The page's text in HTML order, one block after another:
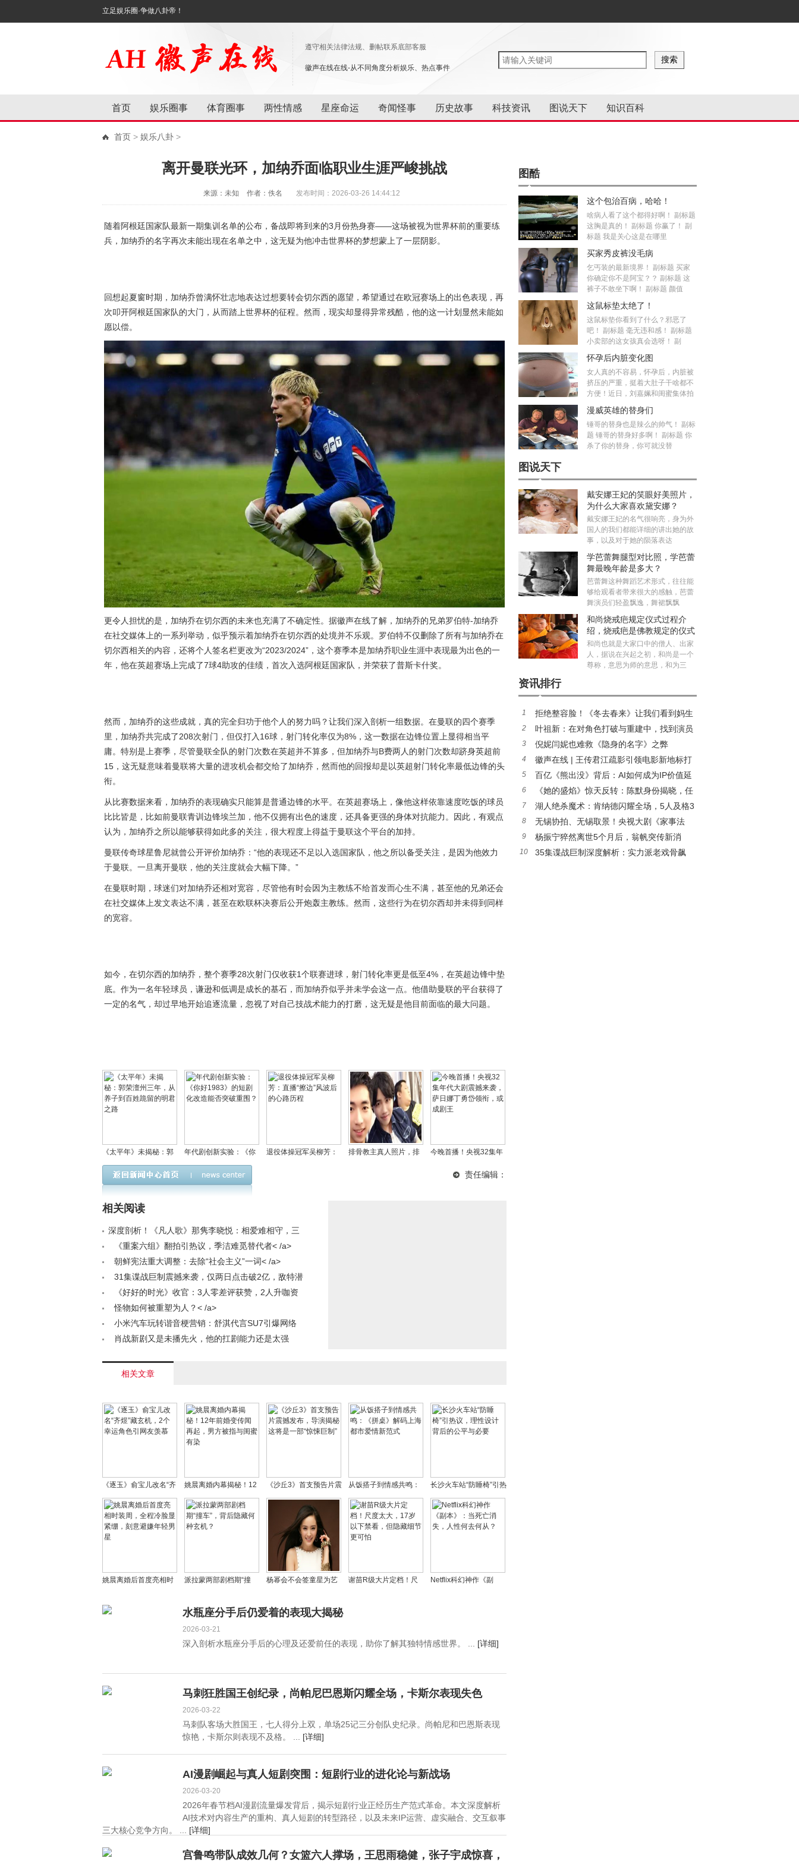
立足娱乐圈·争做八卦帝！
遵守相关法律法规、删帖联系底部客服
徽声在线在线-从不同角度分析娱乐、热点事件
首页 娱乐圈事 体育圈事 两性情感 星座命运 奇闻怪事 历史故事 科技资讯 图说天下 知识百科
首页 > 娱乐八卦 >
离开曼联光环，加纳乔面临职业生涯严峻挑战
来源：未知 作者：佚名 发布时间：2026-03-26 14:44:12
随着阿根廷国家队最新一期集训名单的公布，备战即将到来的3月份热身赛——这场被视为世界杯前的重要练
兵，加纳乔的名字再次未能出现在名单之中，这无疑为他冲击世界杯的梦想蒙上了一层阴影。
回想起夏窗时期，加纳乔曾满怀壮志地表达过想要转会切尔西的愿望，希望通过在欧冠赛场上的出色表现，再
次叩开阿根廷国家队的大门，从而踏上世界杯的征程。然而，现实却显得异常残酷，他的这一计划显然未能如
愿以偿。
更令人担忧的是，加纳乔在切尔西的未来也充满了不确定性。据徽声在线了解，加纳乔的兄弟罗伯特-加纳乔
在社交媒体上的一系列举动，似乎预示着加纳乔在切尔西的处境并不乐观。罗伯特不仅删除了所有与加纳乔在
切尔西相关的内容，还将个人签名栏更改为“2023/2024”，这个赛季本是加纳乔职业生涯中表现最为出色的一
年，他在英超赛场上完成了7球4助攻的佳绩，首次入选阿根廷国家队，并荣获了普斯卡什奖。
然而，加纳乔的这些成就，真的完全归功于他个人的努力吗？让我们深入剖析一组数据。在曼联的四个赛季
里，加纳乔共完成了208次射门，但仅打入16球，射门转化率仅为8%，这一数据在边锋位置上显得相当平
庸。特别是上赛季，尽管曼联全队的射门次数在英超并不算多，但加纳乔与B费两人的射门次数却跻身英超前
15，这无疑意味着曼联将大量的进攻机会都交给了加纳乔，然而他的回报却是以英超射门转化率最低边锋的头
衔。
从比赛数据来看，加纳乔的表现确实只能算是普通边锋的水平。在英超赛场上，像他这样依靠速度吃饭的球员
比比皆是，比如前曼联青训边锋埃兰加，他不仅拥有出色的速度，还具备更强的身体对抗能力。因此，有观点
认为，加纳乔之所以能够获得如此多的关注，很大程度上得益于曼联这个平台的加持。
曼联传奇球星鲁尼就曾公开评价加纳乔：“他的表现还不足以入选国家队，他之所以备受关注，是因为他效力
于曼联。一旦离开曼联，他的关注度就会大幅下降。”
在曼联时期，球迷们对加纳乔还相对宽容，尽管他有时会因为主教练不给首发而心生不满，甚至他的兄弟还会
在社交媒体上发文表达不满，甚至在欧联杯决赛后公开炮轰主教练。然而，这些行为在切尔西却并未得到同样
的宽容。
如今，在切尔西的加纳乔，整个赛季28次射门仅收获1个联赛进球，射门转化率更是低至4%，在英超边锋中垫
底。作为一名年轻球员，谦逊和低调是成长的基石，而加纳乔似乎并未学会这一点。他借助曼联的平台获得了
一定的名气，却过早地开始追逐流量，忽视了对自己技战术能力的打磨，这无疑是他目前面临的最大问题。
《太平年》未揭秘：郭
荣澶州三年，从养子到
百姓跪留的明君之路
年代剧创新实验：《你
好1983》的短剧化改造
退役体操冠军吴柳芳：
排骨教主真人照片，排
今晚首播！央视32集年
娜丁勇岱领衔，或成剧
责任编辑：
相关阅读
深度剖析！《凡人歌》那隽李晓悦：相爱难相守，三
观不合成爱情死局< /a>
《重案六组》翻拍引热议，季洁难觅替代者< /a>
朝鲜宪法重大调整：去除“社会主义”一词< /a>
31集谍战巨制震撼来袭，仅两日点击破2亿，敌特潜
入引发心理战< /a>
《好好的时光》收官：3人零差评获赞，2人升咖资
源飞升，1人翻红引回忆，唯他遭猛批< /a>
怪物如何被重塑为人？< /a>
小米汽车玩转谐音梗营销：舒淇代言SU7引爆网络
创意狂欢< /a>
肖战新剧又是未播先火，他的扛剧能力还是太强
相关文章
《逐玉》俞宝儿改名“齐
煜”藏玄机，2个幸运角
色引网友羡慕
姚晨离婚内幕揭秘！12
年前婚变传闻再起，男
方被指与闺蜜有染
《沙丘3》首支预告片震
撼发布，导演揭秘这将
是一部“惊悚巨制”
从饭搭子到情感共鸣：
《拼桌》解码上海都市
爱情新范式
长沙火车站“防睡椅”引热
议，理性设计背后的公
平与必要
姚晨离婚后首度亮相时
绷，刻意避嫌年轻男星
派拉蒙两部剧档期“撞
机？
杨幂会不会签童星为艺
人名单
谢苗R级大片定档！尺
Netflix科幻神作《副
水瓶座分手后仍爱着的表现大揭秘
2026-03-21
深入剖析水瓶座分手后的心理及还爱前任的表现，助你了解其独特情感世界。 ... [详细]
马刺狂胜国王创纪录，尚帕尼巴恩斯闪耀全场，卡斯尔表现失色
2026-03-22
马刺队客场大胜国王，七人得分上双，单场25记三分创队史纪录。尚帕尼和巴恩斯表现
惊艳，卡斯尔则表现不及格。 ... [详细]
AI漫剧崛起与真人短剧突围：短剧行业的进化论与新战场
2026-03-20
2026年春节档AI漫剧流量爆发背后，揭示短剧行业正经历生产范式革命。本文深度解析
AI技术对内容生产的重构、真人短剧的转型路径，以及未来IP运营、虚实融合、交互叙事
三大核心竞争方向。 ... [详细]
宫鲁鸣带队成效几何？女篮六人撑场，王思雨稳健，张子宇成惊喜，
图酷
这个包治百病，哈哈！
啥病人看了这个都得好啊！ 副标题
这胸是真的！ 副标题 你赢了！ 副
标题 我是关心这是在哪里
买家秀皮裤没毛病
乞丐装的最新境界！ 副标题 买家
你确定你不是阿宝？？ 副标题 这
裤子不敢坐下啊！ 副标题 颜值
这鼠标垫太绝了！
这鼠标垫你看到了什么？邪恶了
吧！ 副标题 毫无违和感！ 副标题
小卖部的这女孩真会选呀！ 副
怀孕后内脏变化图
女人真的不容易，怀孕后，内脏被
挤压的严重，挺着大肚子干啥都不
方便！近日，刘嘉姵和闺蜜集体拍
漫威英雄的替身们
锤哥的替身也是辣么的帅气！ 副标
题 锤哥的替身好多啊！ 副标题 你
杀了你的替身，你可就没替
图说天下
戴安娜王妃的笑眼好美照片，
为什么大家喜欢黛安娜？
戴安娜王妃的名气很响亮，身为外
国人的我们都能详细的讲出她的故
事，以及对于她的陨落表达
学芭蕾舞腿型对比照，学芭蕾
舞最晚年龄是多大？
芭蕾舞这种舞蹈艺术形式，往往能
够给观看者带来很大的感触，芭蕾
舞演员们轻盈飘逸，舞裙飘飘
和尚烧戒疤规定仪式过程介
绍，烧戒疤是佛教规定的仪式
吗？
和尚也就是大家口中的僧人、出家
人，据说在兴起之初，和尚是一个
尊称，意思为师的意思，和为三
资讯排行
1
拒绝整容脸！《冬去春来》让我们看到妈生
脸在年代剧中的高级魅力
2
叶祖新：在对角色打破与重建中，找到演员
的质感丨对话
3 倪妮闫妮也难救《隐身的名字》之弊
4
徽声在线 | 王传君江疏影引领电影新地标打
卡热潮
5
百亿《熊出没》背后：AI如何成为IP价值延
伸的“放大器”?
6
《她的盛焰》惊天反转：陈默身份揭晓，任
静投靠饶雨瓷竟藏十年布局
7
湖人绝杀魔术：肯纳德闪耀全场，5人及格3
人低迷
8
无锡协拍、无锡取景！央视大剧《家事法
庭》今日盛大开播！
9
杨振宁猝然离世5个月后，翁帆突传新消
息，怀孕传闻早就真相大白
10
35集谍战巨制深度解析：实力派老戏骨飙